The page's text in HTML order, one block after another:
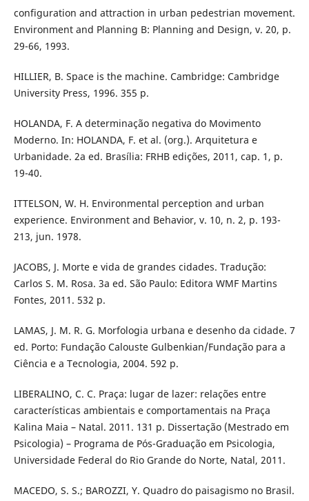
configuration and attraction in urban pedestrian movement.
Environment and Planning B: Planning and Design, v. 20, p.
29-66, 1993.
HILLIER, B. Space is the machine. Cambridge: Cambridge
University Press, 1996. 355 p.
HOLANDA, F. A determinação negativa do Movimento
Moderno. In: HOLANDA, F. et al. (org.). Arquitetura e
Urbanidade. 2a ed. Brasília: FRHB edições, 2011, cap. 1, p.
19-40.
ITTELSON, W. H. Environmental perception and urban
experience. Environment and Behavior, v. 10, n. 2, p. 193-
213, jun. 1978.
JACOBS, J. Morte e vida de grandes cidades. Tradução:
Carlos S. M. Rosa. 3a ed. São Paulo: Editora WMF Martins
Fontes, 2011. 532 p.
LAMAS, J. M. R. G. Morfologia urbana e desenho da cidade. 7
ed. Porto: Fundação Calouste Gulbenkian/Fundação para a
Ciência e a Tecnologia, 2004. 592 p.
LIBERALINO, C. C. Praça: lugar de lazer: relações entre
características ambientais e comportamentais na Praça
Kalina Maia – Natal. 2011. 131 p. Dissertação (Mestrado em
Psicologia) – Programa de Pós-Graduação em Psicologia,
Universidade Federal do Rio Grande do Norte, Natal, 2011.
MACEDO, S. S.; BAROZZI, Y. Quadro do paisagismo no Brasil.